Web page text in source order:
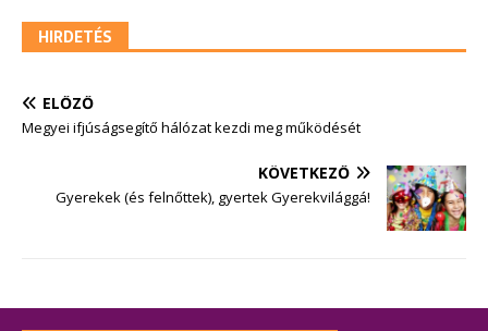
HIRDETÉS
ELŐZŐ
Megyei ifjúságsegítő hálózat kezdi meg működését
KÖVETKEZŐ
Gyerekek (és felnőttek), gyertek Gyerekvilággá!